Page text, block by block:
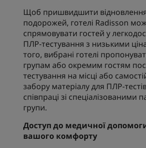
Щоб пришвидшити
подорожей, готелі Radisson
спрямовувати гостей у
ПЛР-тестування з низькими
того, вибрані готелі
групам або окремим гостям
тестування на місці або
забору матеріалу для ПЛР-
співпраці зі спеціалізованими
групи.
Доступ до медичної
вашого комфорту